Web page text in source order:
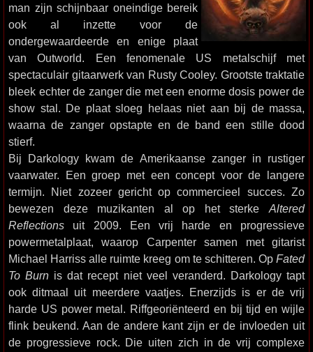
man zijn schijnbaar oneindige bereik
ook al inzette voor de
ondergewaardeerde en enige plaat
van Outworld. Een fenomenale US metalschijf met
spectaculair gitaarwerk van Rusty Cooley. Grootste traktatie
bleek echter de zanger die met een enorme dosis power de
show stal. De plaat sloeg helaas niet aan bij de massa,
waarna de zanger opstapte en de band een stille dood
stierf.
Bij Darkology kwam de Amerikaanse zanger in rustiger
vaarwater. Een groep met een concept voor de langere
termijn. Niet zozeer gericht op commercieel succes. Zo
bewezen deze muzikanten al op het sterke Altered
Reflections uit 2009. Een vrij harde en progressieve
powermetalplaat, waarop Carpenter samen met gitarist
Michael Harriss alle ruimte kreeg om te schitteren. Op Fated
To Burn is dat recept niet veel veranderd. Darkology tapt
ook ditmaal uit meerdere vaatjes. Enerzijds is er de vrij
harde US power metal. Riffgeoriënteerd en bij tijd en wijle
flink beukend. Aan de andere kant zijn er de invloeden uit
de progressieve rock. Die uiten zich in de vrij complexe